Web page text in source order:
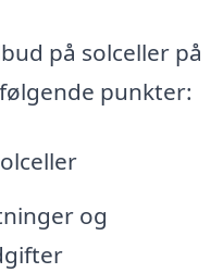
på solceller på
punkter:
og